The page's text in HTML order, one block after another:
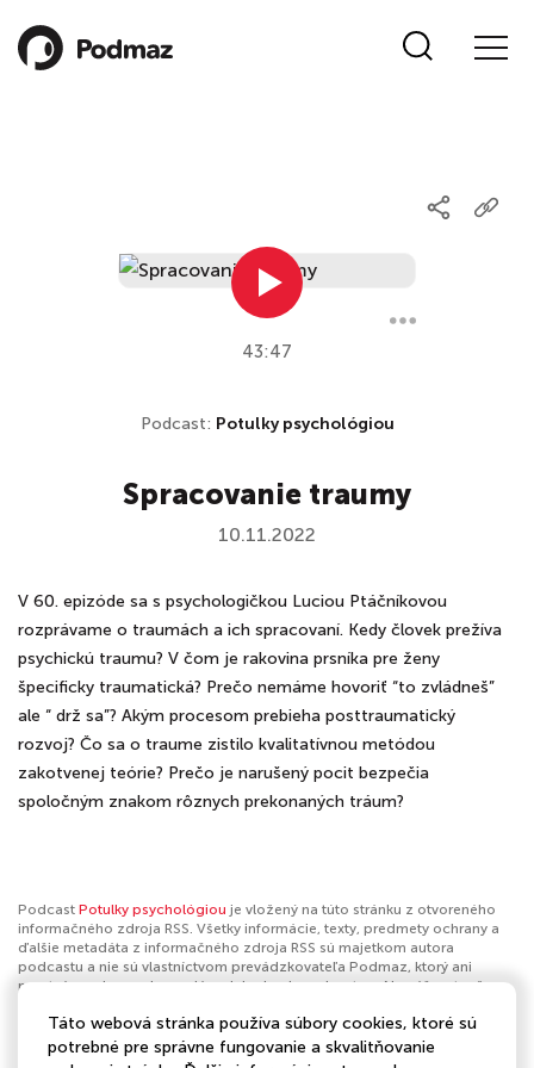
43:47
Podcast: Potulky psychológiou
Spracovanie traumy
10.11.2022
V 60. epizóde sa s psychologičkou Luciou Ptáčníkovou
rozprávame o traumách a ich spracovaní. Kedy človek prežíva
psychickú traumu? V čom je rakovina prsníka pre ženy
špecificky traumatická? Prečo nemáme hovoriť “to zvládneš”
ale “ drž sa”? Akým procesom prebieha posttraumatický
rozvoj? Čo sa o traume zistilo kvalitatívnou metódou
zakotvenej teórie? Prečo je narušený pocit bezpečia
spoločným znakom rôznych prekonaných tráum?
Podcast Potulky psychológiou je vložený na túto stránku z otvoreného
informačného zdroja RSS. Všetky informácie, texty, predmety ochrany a
ďalšie metadáta z informačného zdroja RSS sú majetkom autora
podcastu a nie sú vlastníctvom prevádzkovateľa Podmaz, ktorý ani
nevytvára ani nezodpovedá za ich obsah podcastov. Ak máš za to, že
nahlásiť obsah. Ak je toto tvoj podcast a chceš získať kontrolu nad týmto
profilomklikni sem.
Táto webová stránka používa súbory cookies, ktoré sú
potrebné pre správne fungovanie a skvalitňovanie